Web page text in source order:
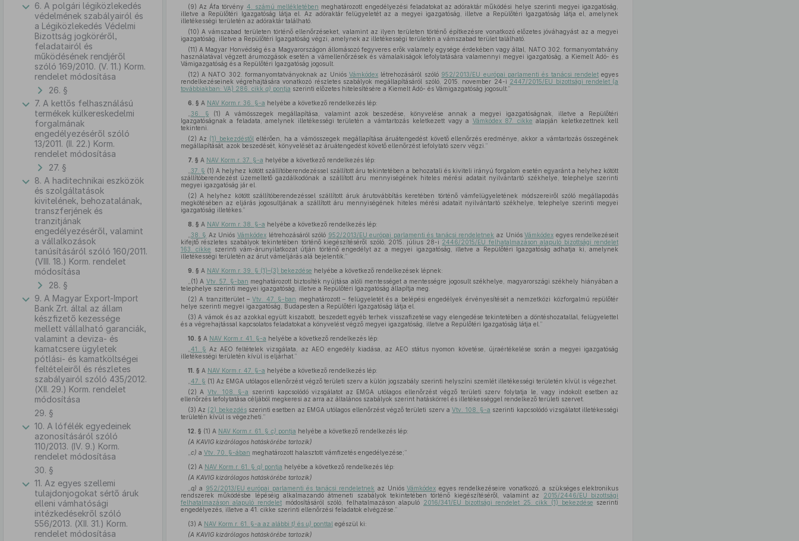
6. A polgári légiközlekedés
védelmének szabályairól és
a Légiközlekedés Védelmi
Bizottság jogköréről,
feladatairól és
működésének rendjéről
szóló 169/2010. (V. 11.) Korm.
rendelet módosítása
26. §
7. A kettős felhasználású
termékek külkereskedelmi
forgalmának
engedélyezéséről szóló
13/2011. (II. 22.) Korm.
rendelet módosítása
27. §
8. A haditechnikai eszközök
és szolgáltatások
kivitelének, behozatalának,
transzferjének és
tranzitjának
engedélyezéséről, valamint
a vállalkozások
tanúsításáról szóló 160/2011.
(VIII. 18.) Korm. rendelet
módosítása
28. §
9. A Magyar Export-Import
Bank Zrt. által az állam
készfizető kezessége
mellett vállalható garanciák,
valamint a deviza- és
kamatcsere ügyletek
pótlási- és kamatköltségei
feltételeiről és részletes
szabályairól szóló 435/2012.
(XII. 29.) Korm. rendelet
módosítása
29. §
10. A lófélék egyedeinek
azonosításáról szóló
110/2013. (IV. 9.) Korm.
rendelet módosítása
30. §
11. Az egyes szellemi
tulajdonjogokat sértő áruk
elleni vámhatósági
intézkedésekről szóló
556/2013. (XII. 31.) Korm.
rendelet módosítása
(9) Az Áfa törvény 4. számú mellékletében meghatározott engedélyezési feladatokat az adóraktár működési helye szerinti megyei igazgatóság,
illetve a Repülőtéri Igazgatóság látja el. Az adóraktár felügyeletét az a megyei igazgatóság, illetve a Repülőtéri Igazgatóság látja el, amelynek
illetékességi területén az adóraktár található.
(10) A vámszabad területen történő ellenőrzéseket, valamint az ilyen területen történő építkezésre vonatkozó előzetes jóváhagyást az a megyei
igazgatóság, illetve a Repülőtéri Igazgatóság végzi, amelynek az illetékességi területén a vámszabad terület található.
(11) A Magyar Honvédség és a Magyarországon állomásozó fegyveres erők valamely egysége érdekében vagy által, NATO 302. formanyomtatvány
használatával végzett árumozgások esetén a vámellenőrzések és vámalakiságok lefolytatására valamennyi megyei igazgatóság, a Kiemelt Adó- és
Vámigazgatóság és a Repülőtéri Igazgatóság jogosult.
(12) A NATO 302. formanyomtatványoknak az UniósVámkódex létrehozásáról szóló 952/2013/EU európai parlamenti és tanácsi rendeletegyes
rendelkezéseinek végrehajtására vonatkozó részletes szabályok megállapításáról szóló, 2015. november 24-i 2447/2015/EU bizottsági rendelet (a
továbbiakban: VA) 286. cikk a) pontja szerinti előzetes hitelesítésére a Kiemelt Adó- és Vámigazgatóság jogosult.”
6. § A NAV Korm.r. 36. §-a helyébe a következő rendelkezés lép:
36. § (1) A vámösszegek megállapítása, valamint azok beszedése, könyvelése annak a megyei igazgatóságnak, illetve a Repülőtéri
Igazgatóságnak a feladata, amelynek illetékességi területén a vámtartozás keletkezett vagy a Vámkódex 87. cikke alapján keletkezettnek kell
tekinteni.
(2) Az (1) bekezdéstől eltérően, ha a vámösszegek megállapítása áruátengedést követő ellenőrzés eredménye, akkor a vámtartozás összegének
megállapítását, azok beszedését, könyvelését az áruátengedést követő ellenőrzést lefolytató szerv végzi.”
7. § A NAV Korm.r. 37. §-a helyébe a következő rendelkezés lép:
37. § (1) A helyhez kötött szállítóberendezéssel szállított áru tekintetében a behozatali és kiviteli irányú forgalom esetén egyaránt a helyhez kötött
szállítóberendezést üzemeltető gazdálkodónak a szállított áru mennyiségének hiteles mérési adatait nyilvántartó székhelye, telephelye szerinti
megyei igazgatóság jár el.
(2) A helyhez kötött szállítóberendezéssel szállított áruk árutovábbítás keretében történő vámfelügyeletének módszereiről szóló megállapodás
megkötésében az eljárás jogosultjának a szállított áru mennyiségének hiteles mérési adatait nyilvántartó székhelye, telephelye szerinti megyei
igazgatóság illetékes.”
8. § A NAV Korm.r. 38. §-a helyébe a következő rendelkezés lép:
38. § Az UniósVámkódex létrehozásáról szóló 952/2013/EU európai parlamenti és tanácsi rendeletnek az UniósVámkódex egyes rendelkezéseit
kifejtő részletes szabályok tekintetében történő kiegészítéséről szóló, 2015. július 28-i 2446/2015/EU felhatalmazáson alapuló bizottsági rendelet
163. cikke szerinti vám-árunyilatkozat útján történő engedélyt az a megyei igazgatóság, illetve a Repülőtéri Igazgatóság adhatja ki, amelynek
illetékességi területén az árut vámeljárás alá bejelentik.”
9. § A NAV Korm.r. 39. § (1)–(3) bekezdése helyébe a következő rendelkezések lépnek:
„(1) A Vtv. 57. §-ban meghatározott biztosíték nyújtása alóli mentességet a mentességre jogosult székhelye, magyarországi székhely hiányában a
telephelye szerinti megyei igazgatóság, illetve a Repülőtéri Igazgatóság állapítja meg.
(2) A tranzitterület –Vtv. 47. §-ban meghatározott – felügyeletét és a belépési engedélyek érvényesítését a nemzetközi közforgalmú repülőtér
helye szerinti megyei igazgatóság, Budapesten a Repülőtéri Igazgatóság látja el.
(3) A vámok és az azokkal együtt kiszabott, beszedett egyéb terhek visszafizetése vagy elengedése tekintetében a döntéshozatallal, felügyelettel
és a végrehajtással kapcsolatos feladatokat a könyvelést végző megyei igazgatóság, illetve a Repülőtéri Igazgatóság látja el.”
10. § A NAV Korm.r. 41. §-a helyébe a következő rendelkezés lép:
41. § Az AEO feltételek vizsgálata, az AEO engedély kiadása, az AEO státus nyomon követése, újraértékelése során a megyei igazgatóság
illetékességi területén kívül is eljárhat.”
11. § A NAV Korm.r. 47. §-a helyébe a következő rendelkezés lép:
47. § (1) Az EMGA utólagos ellenőrzést végző területi szerv a külön jogszabály szerinti helyszíni szemlét illetékességi területén kívül is végezhet.
(2) AVtv. 108. §-a
szerinti kapcsolódó vizsgálatot az EMGA utólagos ellenőrzést végző területi szerv folytatja le, vagy indokolt esetben az
ellenőrzés lefolytatása céljából megkeresi az arra az általános szabályok szerint hatáskörrel és illetékességgel rendelkező területi szervet.
(3) Az (2) bekezdésszerinti esetben az EMGA utólagos ellenőrzést végző területi szerv aVtv. 108. §-a szerinti kapcsolódó vizsgálatot illetékességi
területén kívül is végezheti.”
12. § (1) A NAV Korm.r. 61. § c) pontja helyébe a következő rendelkezés lép:
(A KAVIG kizárólagos hatáskörébe tartozik)
c) a Vtv. 70. §-ában meghatározott halasztott vámfizetés engedélyezése;”
(2) A NAV Korm.r. 61. § q) pontja helyébe a következő rendelkezés lép:
(A KAVIG kizárólagos hatáskörébe tartozik)
q) a 952/2013/EU európai parlamenti és tanácsi rendeletnek az UniósVámkódex egyes rendelkezéseire vonatkozó, a szükséges elektronikus
rendszerek működésbe lépéséig alkalmazandó átmeneti szabályok tekintetében történő kiegészítéséről, valamint az 2015/2446/EU bizottsági
felhatalmazáson alapuló rendelet módosításáról szóló, felhatalmazáson alapuló 2016/341/EU bizottsági rendelet 25. cikk (1) bekezdése szerinti
engedélyezés, illetve a 41. cikke szerinti ellenőrzési feladatok elvégzése.”
(3) A NAV Korm.r. 61. §-a az alábbi t) és u) ponttal egészül ki:
(A KAVIG kizárólagos hatáskörébe tartozik)